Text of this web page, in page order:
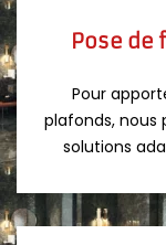
Pose de
Pour
plafonds, nous
solutions